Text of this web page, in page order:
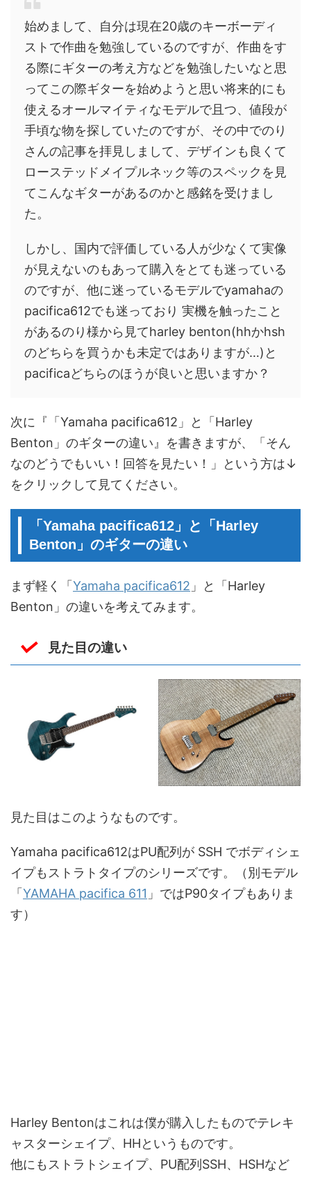
始めまして、自分は現在20歳のキーボーディ
ストで作曲を勉強しているのですが、作曲をす
る際にギターの考え方などを勉強したいなと思
ってこの際ギターを始めようと思い将来的にも
使えるオールマイティなモデルで且つ、値段が
手頃な物を探していたのですが、その中でのり
さんの記事を拝見しまして、デザインも良くて
ローステッドメイプルネック等のスペックを見
てこんなギターがあるのかと感銘を受けまし
た。
しかし、国内で評価している人が少なくて実像
が見えないのもあって購入をとても迷っている
のですが、他に迷っているモデルでyamahaの
pacifica612でも迷っており 実機を触ったこと
があるのり様から見てharley benton(hhかhsh
のどちらを買うかも未定ではありますが…)と
pacificaどちらのほうが良いと思いますか？
次に『「Yamaha pacifica612」と「Harley
Benton」のギターの違い』を書きますが、「そん
なのどうでもいい！回答を見たい！」という方は↓
をクリックして見てください。
「Yamaha pacifica612」と「Harley
Benton」のギターの違い
まず軽く「 Yamaha pacifica612 」と「Harley
Benton」の違いを考えてみます。
見た目の違い
見た目はこのようなものです。
Yamaha pacifica612はPU配列が SSH でボディシェ
イプもストラトタイプのシリーズです。（別モデル
「YAMAHA pacifica 611 」ではP90タイプもありま
す）
Harley Bentonはこれは僕が購入したものでテレキ
ャスターシェイプ、HHというものです。
他にもストラトシェイプ、PU配列SSH、HSHなど